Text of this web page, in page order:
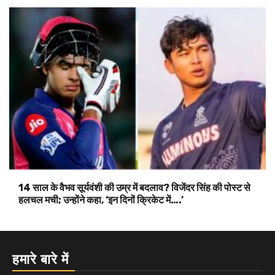
14 साल के वैभव सूर्यवंशी की उम्र में बदलाव? विजेंदर सिंह की पोस्ट से
हलचल मची; उन्होंने कहा, ‘इन दिनों क्रिकेट में….’
हमारे बारे में